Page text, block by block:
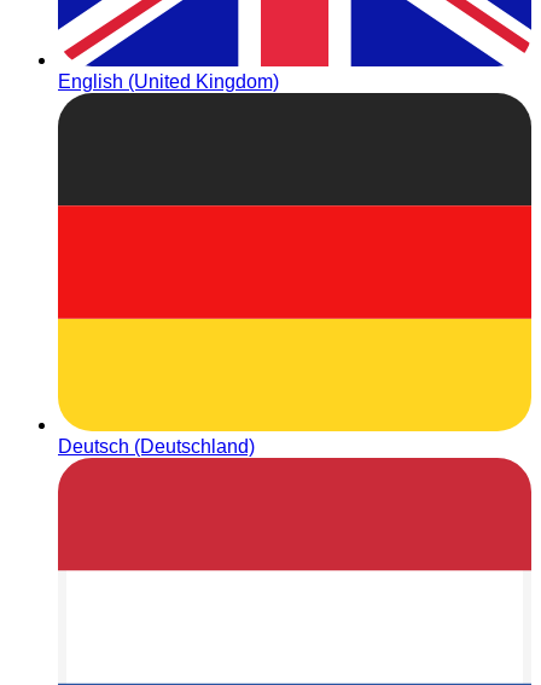
English (United Kingdom)
Deutsch (Deutschland)